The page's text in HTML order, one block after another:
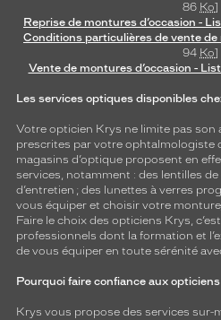
86 Ko]
Reprise de montures d’occasion -
Conditions particulières de vente de
94 Ko]
Vente de montures d’occasion -
Les services optiques disponibles
Votre opticien Krys ne limite pas son
prescrites par votre ophtalmologiste
magasins d’optique proposent en
services, notamment : des lentilles
d’entretien ; des lunettes à verres
vous équiper et choisir votre
Faire le choix des opticiens Krys,
professionnels dont la formation et
de vous équiper en toute sérénité
Pourquoi faire confiance aux
Krys vous propose des services sur-